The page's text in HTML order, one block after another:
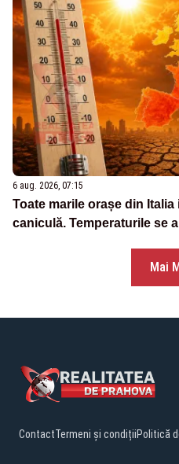
6 aug. 2026, 07:15
Toate marile orașe din
caniculă. Temperaturile se
Mai
ContactTermeni și condițiiPolitică